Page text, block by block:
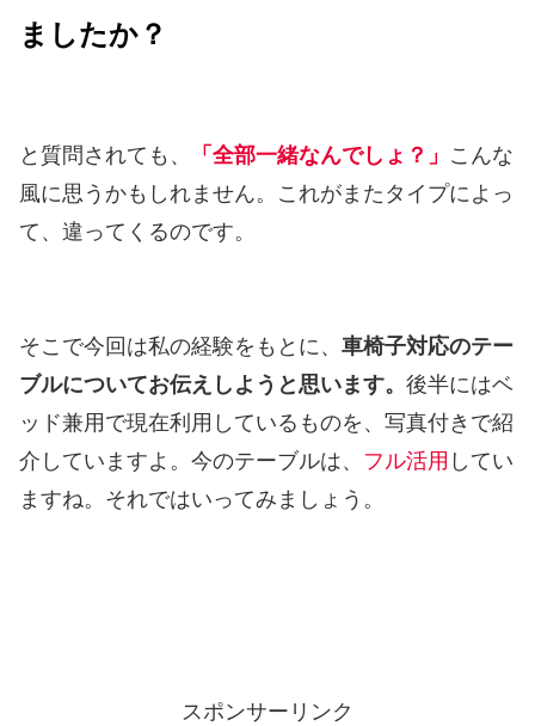
ましたか？
と質問されても、 「全部一緒なんでしょ？」 こんな
風に思うかもしれません。これがまたタイプによっ
て、違ってくるのです。
そこで今回は私の経験をもとに、 車椅子対応のテー
ブルについてお伝えしようと思います。 後半にはベ
ッド兼用で現在利用しているものを、写真付きで紹
介していますよ。今のテーブルは、 フル活用 してい
ますね。それではいってみましょう。
スポンサーリンク